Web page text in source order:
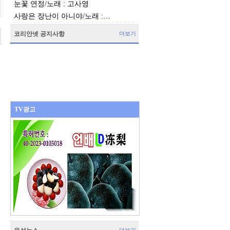
눈꽃 연정/노래 : 고사영
사랑은 장난이 아니야/노래 :…
코리안넷 공지사항 더보기
TV광고